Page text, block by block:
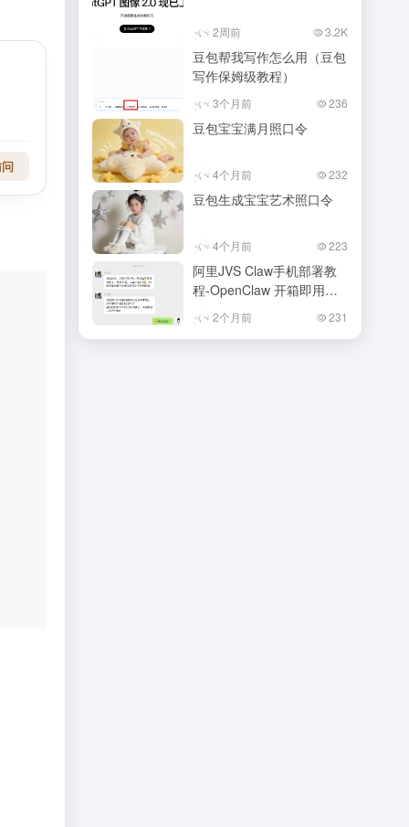
2周前 3.2K
豆包帮我写作怎么用（豆包
写作保姆级教程）
3个月前 236
豆包宝宝满月照口令
4个月前 232
豆包生成宝宝艺术照口令
4个月前 223
阿里JVS Claw手机部署教
程-OpenClaw 开箱即用实
2个月前 231